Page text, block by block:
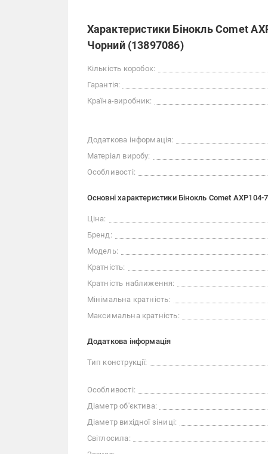
Характеристики Бінокль Comet
Чорний (13897086)
Кількість коробок:
Гарантія:
Країна-виробник:
Додаткова інформація:
Матеріал виробу:
Особливості:
Основні характеристики Бінокль Comet
Ціна:
Бренд:
Модель:
Кратність:
Кратність наближення:
Мінімальна кратність:
Максимальна кратність:
Додаткова інформація
Тип конструкції:
Особливості:
Діаметр об'єктива:
Діаметр вихідної зіниці:
Світлосила: